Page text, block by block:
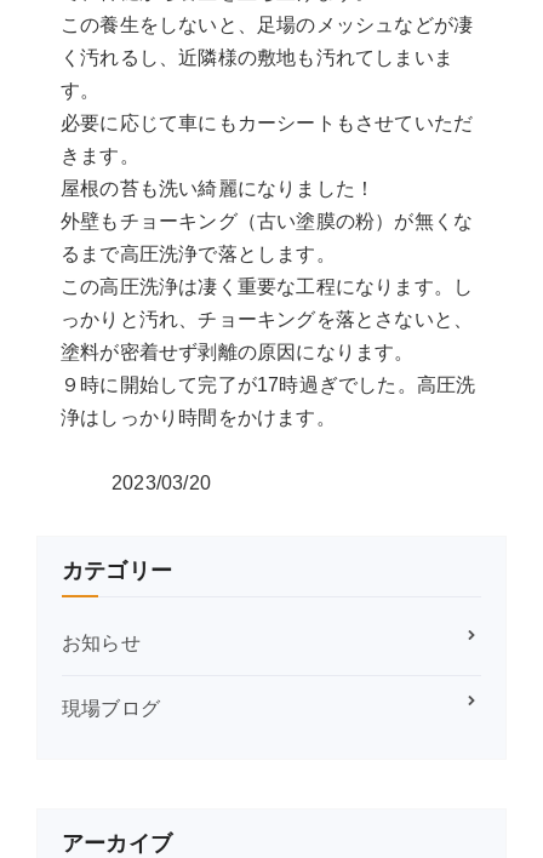
この養生をしないと、足場のメッシュなどが凄
く汚れるし、近隣様の敷地も汚れてしまいま
す。
必要に応じて車にもカーシートもさせていただ
きます。
屋根の苔も洗い綺麗になりました！
外壁もチョーキング（古い塗膜の粉）が無くな
るまで高圧洗浄で落とします。
この高圧洗浄は凄く重要な工程になります。し
っかりと汚れ、チョーキングを落とさないと、
塗料が密着せず剥離の原因になります。
９時に開始して完了が17時過ぎでした。高圧洗
浄はしっかり時間をかけます。
2023/03/20
カテゴリー
お知らせ
現場ブログ
アーカイブ